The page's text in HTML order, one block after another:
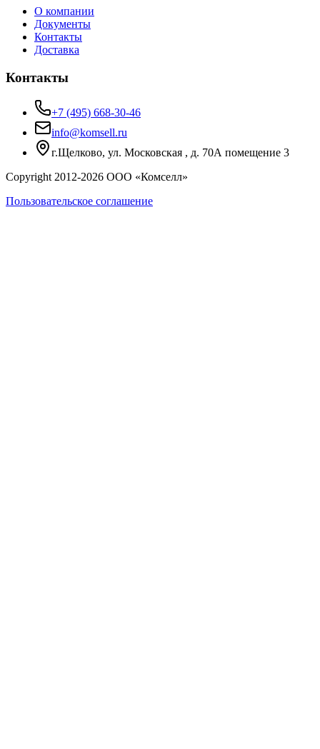
О компании
Документы
Контакты
Доставка
Контакты
+7 (495) 668-30-46
info@komsell.ru
г.Щелково, ул. Московская , д. 70А помещение 3
Copyright 2012-2026 ООО «Комселл»
Пользовательское соглашение